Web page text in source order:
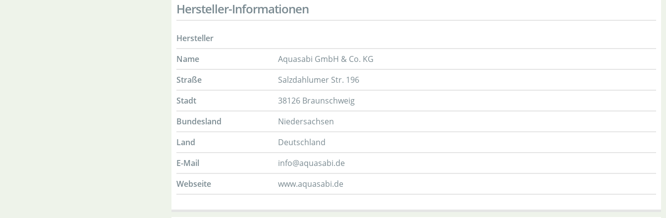
Hersteller-Informationen
Hersteller
Name
Aquasabi GmbH & Co. KG
Straße
Salzdahlumer Str. 196
Stadt
38126 Braunschweig
Bundesland
Niedersachsen
Land
Deutschland
E-Mail
info@aquasabi.de
Webseite
www.aquasabi.de